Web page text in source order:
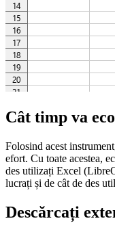
Cât timp va
Folosind acest
efort. Cu toate acestea,
des utilizați Excel
lucrați și de cât de des
Descărcați